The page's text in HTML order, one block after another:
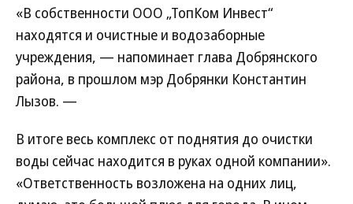
«В собственности ООО „ТопКом Инвест“
находятся и очистные и водозаборные
учреждения, — напоминает глава Добрянского
района, в прошлом мэр Добрянки Константин
Лызов. —
В итоге весь комплекс от поднятия до очистки
воды сейчас находится в руках одной компании».
«Ответственность возложена на одних лиц,